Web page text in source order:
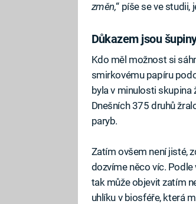
změn,“ píše se ve studii,
Důkazem jsou
Kdo měl možnost si
smirkovému papíru
byla v minulosti
Dnešních 375 druhů
paryb.
Zatím ovšem není jisté,
dozvíme něco víc.
tak může objevit zatím
uhlíku v biosféře, která